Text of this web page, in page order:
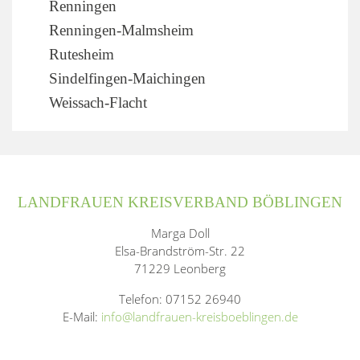
Renningen
Renningen-Malmsheim
Rutesheim
Sindelfingen-Maichingen
Weissach-Flacht
LANDFRAUEN KREISVERBAND BÖBLINGEN
Marga Doll
Elsa-Brandström-Str. 22
71229 Leonberg
Telefon: 07152 26940
E-Mail: info@landfrauen-kreisboeblingen.de